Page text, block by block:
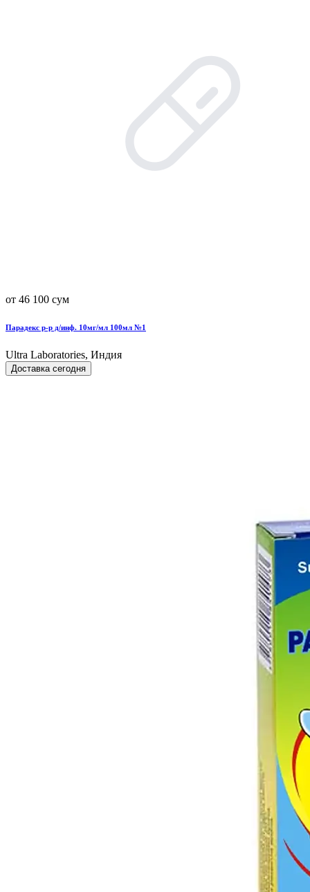
от 46 100 сум
Парадекс р-р д/инф. 10мг/мл 100мл №1
Ultra Laboratories, Индия
Доставка сегодня